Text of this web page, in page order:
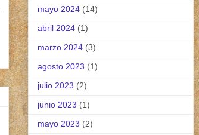
mayo 2024 (14)
abril 2024 (1)
marzo 2024 (3)
agosto 2023 (1)
julio 2023 (2)
junio 2023 (1)
mayo 2023 (2)